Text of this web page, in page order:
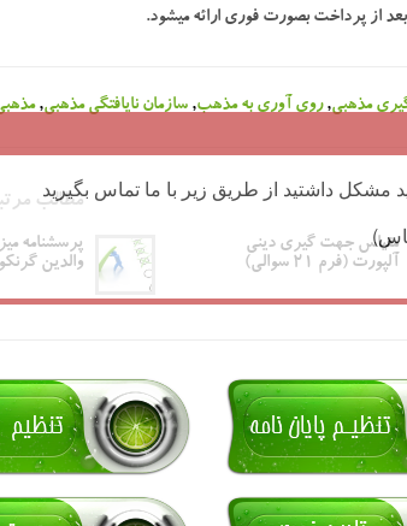
بعد از پرداخت بصورت فوری ارائه میشود.
مذهبی,روی آوری به مذهب, سازمان نایافتگی مذهبی,
مطالب
مقیاس جهت گیری دینی
آلپورت (فرم ۲۱ سوالی)
پرسشنامه
والدین
داشتید از طریق زیر با ما تماس بگیرید